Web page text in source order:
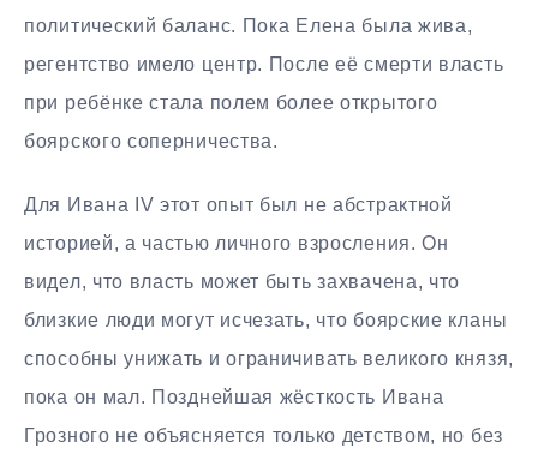
политический баланс. Пока Елена была жива,
регентство имело центр. После её смерти власть
при ребёнке стала полем более открытого
боярского соперничества.
Для Ивана IV этот опыт был не абстрактной
историей, а частью личного взросления. Он
видел, что власть может быть захвачена, что
близкие люди могут исчезать, что боярские кланы
способны унижать и ограничивать великого князя,
пока он мал. Позднейшая жёсткость Ивана
Грозного не объясняется только детством, но без